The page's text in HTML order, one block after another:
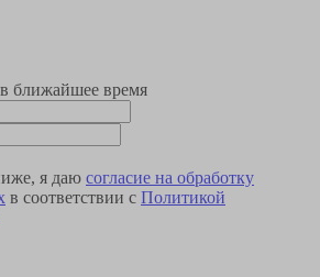
ближайшее время
я даю согласие на обработку
в соответствии с Политикой